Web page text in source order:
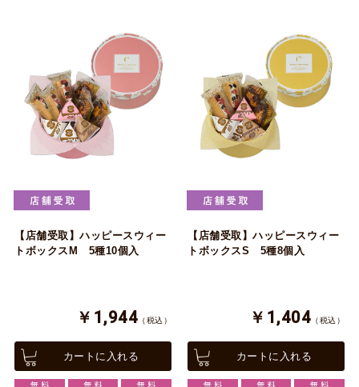
【店舗受取】ハッピースウィー
トボックスM 5種10個入
￥1,944 （税込）
カートに入れる
【店舗受取】ハッピースウィー
トボックスS 5種8個入
￥1,404 （税込）
カートに入れる